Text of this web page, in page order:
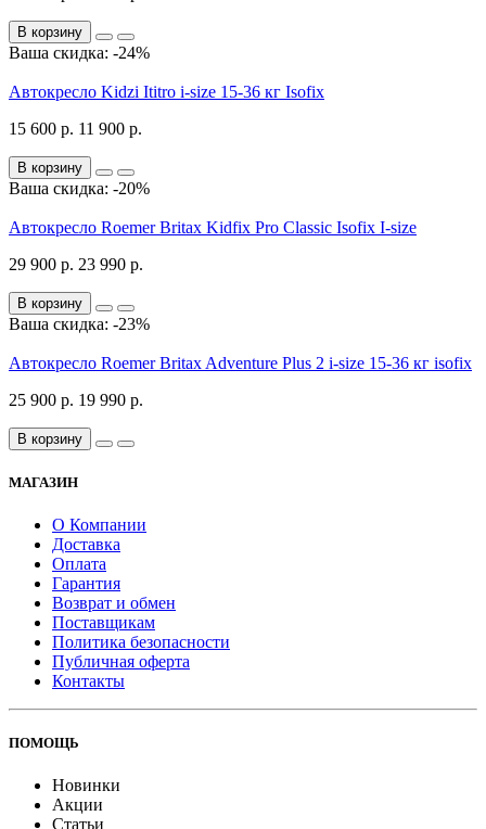
В корзину
Ваша скидка: -24%
Автокресло Kidzi Ititro i-size 15-36 кг Isofix
15 600 р. 11 900 р.
В корзину
Ваша скидка: -20%
Автокресло Roemer Britax Kidfix Pro Classic Isofix I-size
29 900 р. 23 990 р.
В корзину
Ваша скидка: -23%
Автокресло Roemer Britax Adventure Plus 2 i-size 15-36 кг isofix
25 900 р. 19 990 р.
В корзину
МАГАЗИН
О Компании
Доставка
Оплата
Гарантия
Возврат и обмен
Поставщикам
Политика безопасности
Публичная оферта
Контакты
ПОМОЩЬ
Новинки
Акции
Статьи